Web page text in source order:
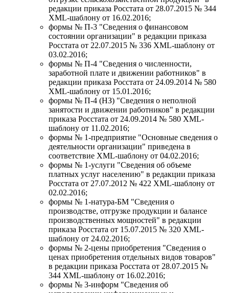
редакции приказа Росстата от 28.07.2015 № 344
XML-шаблону от 16.02.2016;
формы № П-3 "Сведения о финансовом
состоянии организации" в редакции приказа
Росстата от 22.07.2015 № 336 ХML-шаблону от
03.02.2016;
формы № П-4 "Сведения о численности,
заработной плате и движении работников" в
редакции приказа Росстата от 24.09.2014 № 580
XML-шаблону от 15.01.2016;
формы № П-4 (НЗ) "Сведения о неполной
занятости и движении работников" в редакции
приказа Росстата от 24.09.2014 № 580 XML-
шаблону от 11.02.2016;
формы № 1-предприятие "Основные сведения о
деятельности организации" приведена в
соответствие XML-шаблону от 04.02.2016;
формы № 1-услуги "Сведения об объеме
платных услуг населению" в редакции приказа
Росстата от 27.07.2012 № 422 XML-шаблону от
02.02.2016;
формы № 1-натура-БМ "Сведения о
производстве, отгрузке продукции и балансе
производственных мощностей" в редакции
приказа Росстата от 15.07.2015 № 320 XML-
шаблону от 24.02.2016;
формы № 2-цены приобретения "Сведения о
ценах приобретения отдельных видов товаров"
в редакции приказа Росстата от 28.07.2015 №
344 XML-шаблону от 16.02.2016;
формы № 3-информ "Сведения об